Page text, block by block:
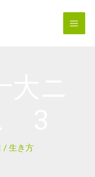
/ 生き方